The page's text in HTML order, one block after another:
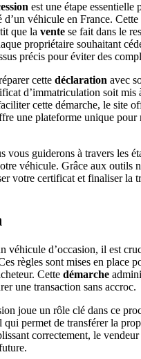
est une étape essentielle
d’un véhicule en France. Cette
que la vente se fait dans le
propriétaire souhaitant
précis pour éviter des
cette déclaration avec
d’immatriculation soit mis
cette démarche, le site
une plateforme unique pour
vous guiderons à travers les
véhicule. Grâce aux outils
votre certificat et finaliser la
véhicule d’occasion, il est
règles sont mises en place
Cette démarche
une transaction sans accroc.
joue un rôle clé dans ce
permet de transférer la
correctement, le vendeur